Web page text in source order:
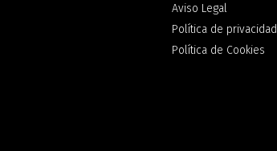
Aviso Legal
Política de privacidad
Política de Cookies